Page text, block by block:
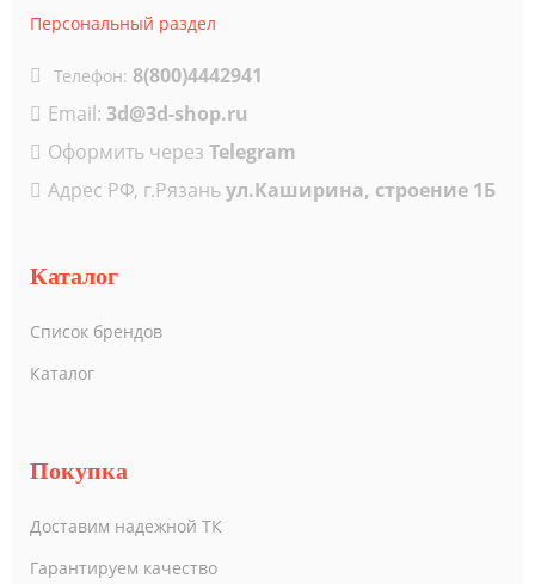
Персональный раздел
Телефон: 8(800)4442941
Email: 3d@3d-shop.ru
Оформить через Telegram
Адрес РФ, г.Рязаньул.Каширина, строение 1Б
Каталог
Список брендов
Каталог
Покупка
Доставим надежной ТК
Гарантируем качество